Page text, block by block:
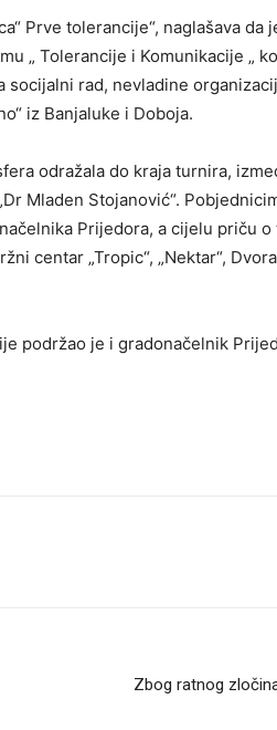
Prve tolerancije“, naglašava da
„ Tolerancije i Komunikacije „
rad, nevladine
iz Banjaluke i Doboja.
odražala do kraja turnira,
Mladen Stojanović“.
Prijedora, a cijelu priču
centar „Tropic“, „Nektar“,
podržao je i gradonačelnik
Zbog ratnog